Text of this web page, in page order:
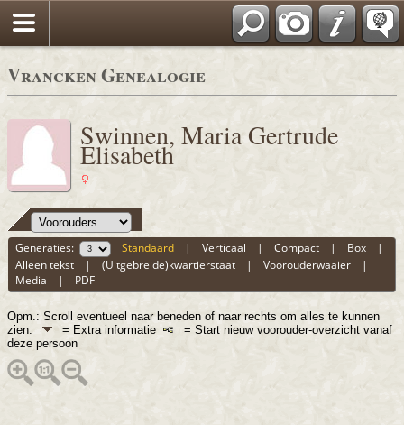
Vrancken Genealogie
Swinnen, Maria Gertrude
Elisabeth
Generaties: Standaard |Verticaal |Compact | Box |
Alleen tekst |(Uitgebreide)kwartierstaat |Voorouderwaaier |
Media | PDF
Opm.: Scroll eventueel naar beneden of naar rechts om alles te kunnen
zien.
= Extra informatie
= Start nieuw voorouder-overzicht vanaf
deze persoon